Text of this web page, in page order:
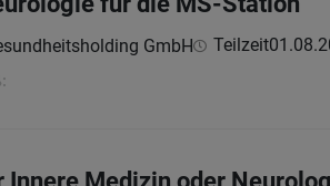
GmbH Teilzeit